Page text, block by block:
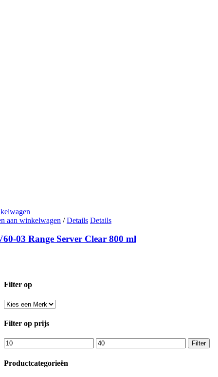
aan winkelwagen / Details Details
03 Range Server Clear 800 ml
Filter op
Filter op prijs
Min.
prijs
Max.
prijs
Filter
Productcategorieën